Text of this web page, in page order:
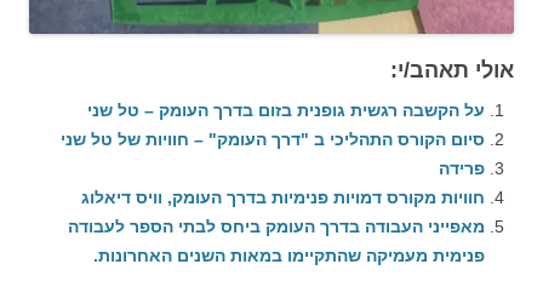
אולי תאהב/י:
על הקשבה רגשית גופנית בזום בדרך העומק – טל שני
סיום הקורס התהליכי ב "דרך העומק" – חוויות של טל שני
פרידה
חוויות מקורס דמויות פנימיות בדרך העומק, וויס דיאלוג
מאפייני העבודה בדרך העומק ביחס לבתי הספר לעבודה
פנימית מעמיקה שהתקיימו במאות השנים האחרונות.